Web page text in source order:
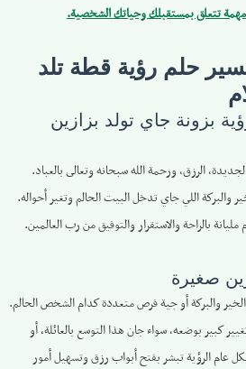
تتعلق بمستقبلك وحياتك الشخصية.
حلم رؤية قطة تلد
بزونة جاي تولد بزازين
الرزق، ورحمة الله سبحانه وتعالى بالعباد.
والبركة اللي جاي تدخل البيت الحالم وتغير أحواله.
بالراحة والاستقرار والتوفيق من رب العالمين.
صغيرة
والبركة أو جية فرص متعددة كدام الشخص الحالم.
كبير بوضعه، سواء جان هذا التوسع بالعائلة، أو
عام الرؤية تبشر بفتح أبواب رزق وتسهيل أمور